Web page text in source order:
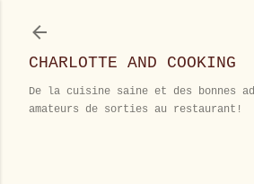
CHARLOTTE AND COOKING
De la cuisine saine et des bonnes
amateurs de sorties au restaurant!